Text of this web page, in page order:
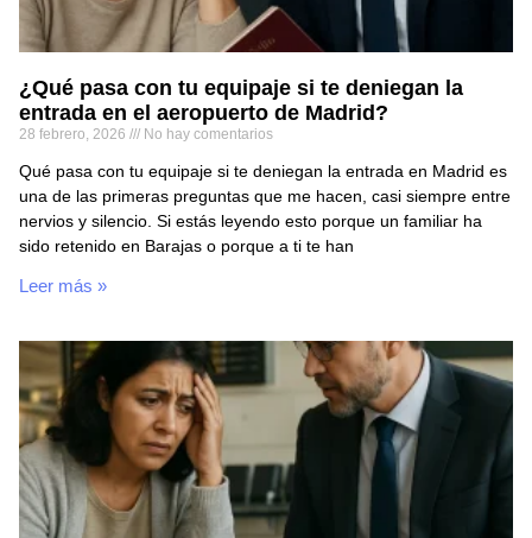
¿Qué pasa con tu equipaje si te deniegan la
entrada en el aeropuerto de Madrid?
28 febrero, 2026 No hay comentarios
Qué pasa con tu equipaje si te deniegan la entrada en Madrid es
una de las primeras preguntas que me hacen, casi siempre entre
nervios y silencio. Si estás leyendo esto porque un familiar ha
sido retenido en Barajas o porque a ti te han
Leer más »